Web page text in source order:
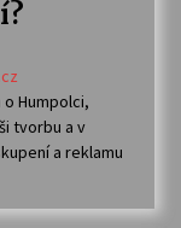
Humpolci,
tvorbu a v
a reklamu